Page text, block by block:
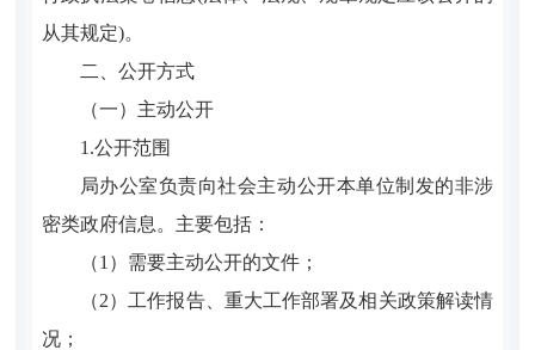
从其规定)。
二、公开方式
（一）主动公开
1.公开范围
局办公室负责向社会主动公开本单位制发的非涉
密类政府信息。主要包括：
（1）需要主动公开的文件；
（2）工作报告、重大工作部署及相关政策解读情
况；